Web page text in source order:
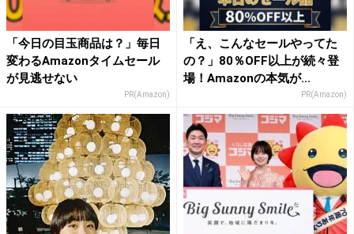
「今日の目玉商品は？」毎日
変わるAmazonタイムセール
が見逃せない
PR(Amazon)
「え、こんなセールやってた
の？」80％OFF以上が続々登
場！Amazonの本気が...
PR(Amazon)